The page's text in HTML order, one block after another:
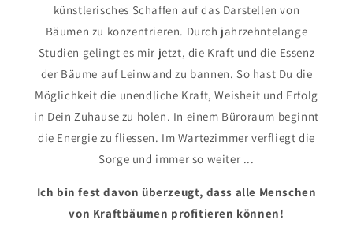
künstlerisches Schaffen auf das Darstellen von
Bäumen zu konzentrieren. Durch jahrzehntelange
Studien gelingt es mir jetzt, die Kraft und die Essenz
der Bäume auf Leinwand zu bannen. So hast Du die
Möglichkeit die unendliche Kraft, Weisheit und Erfolg
in Dein Zuhause zu holen. In einem Büroraum beginnt
die Energie zu fliessen. Im Wartezimmer verfliegt die
Sorge und immer so weiter ...
Ich bin fest davon überzeugt, dass alle Menschen
von Kraftbäumen profitieren können!